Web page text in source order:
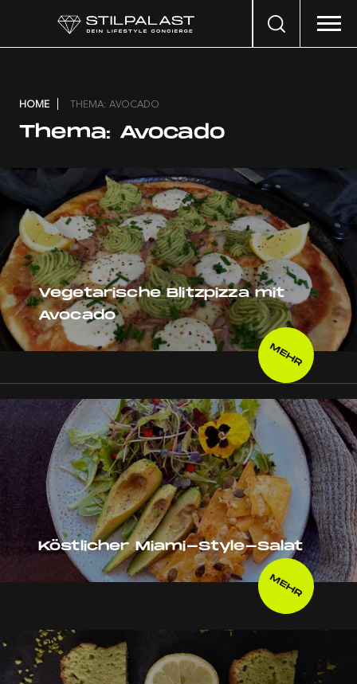
Search
HOME THEMA: AVOCADO
Thema: Avocado
Vegetarische Blitzpizza mit
Avocado
MEHR
Köstlicher Miami-Style-Salat
MEHR